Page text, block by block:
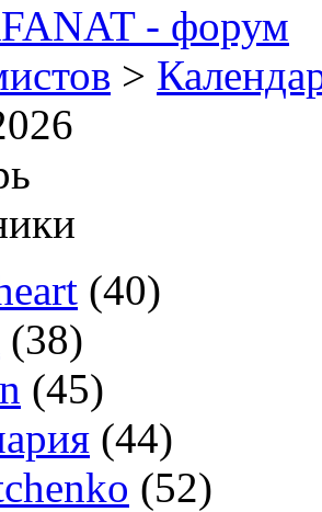
- форум
>
(40)
(38)
(45)
(44)
(52)